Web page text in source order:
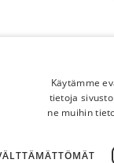
Käytämme
tietoja
ne muihin